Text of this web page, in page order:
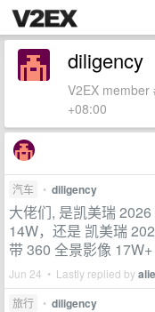
diligency
V2EX
+08:00
汽车 • diligency
大佬们, 是凯美瑞
14W，还是 凯美瑞
带 360 全景影像 17W+
Jun 24 • Lastly replied by
旅行 • diligency